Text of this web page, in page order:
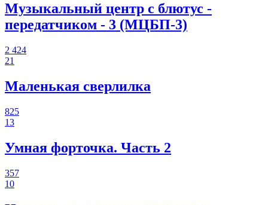
Музыкальный центр с блютус -
передатчиком - 3 (МЦБП-3)
2 424
21
Маленькая сверлилка
825
13
Умная форточка. Часть 2
357
10